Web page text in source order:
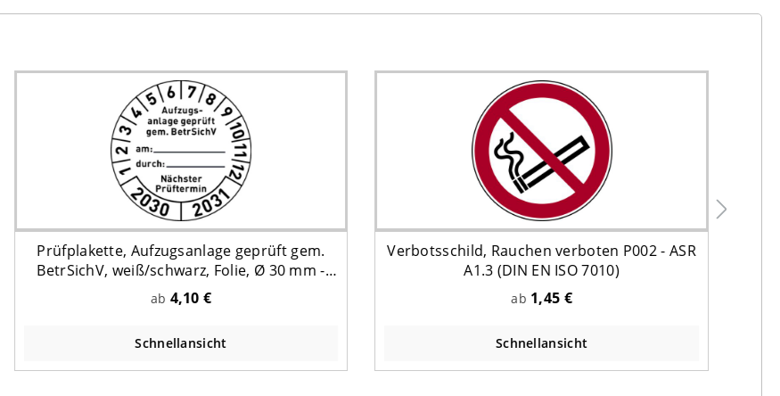
Prüfplakette, Aufzugsanlage geprüft gem.
BetrSichV, weiß/schwarz, Folie, Ø 30 mm -
Bogen = 10 Stk.
ab 4,10 €
Schnellansicht
Verbotsschild, Rauchen verboten P002 - ASR
A1.3 (DIN EN ISO 7010)
ab 1,45 €
Schnellansicht